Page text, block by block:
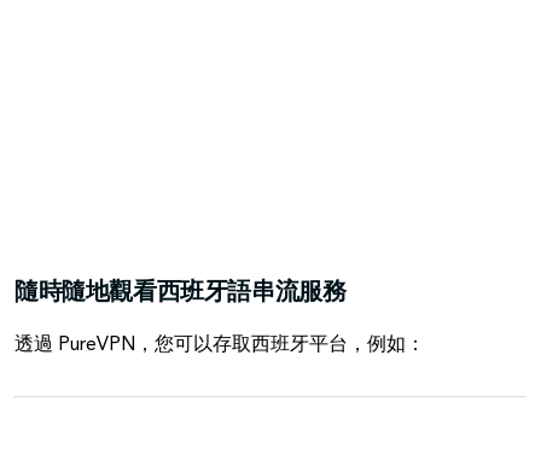
隨時隨地觀看西班牙語串流服務
透過 PureVPN，您可以存取西班牙平台，例如：